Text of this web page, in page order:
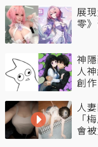
展
零
神
人
創作
人
「
會